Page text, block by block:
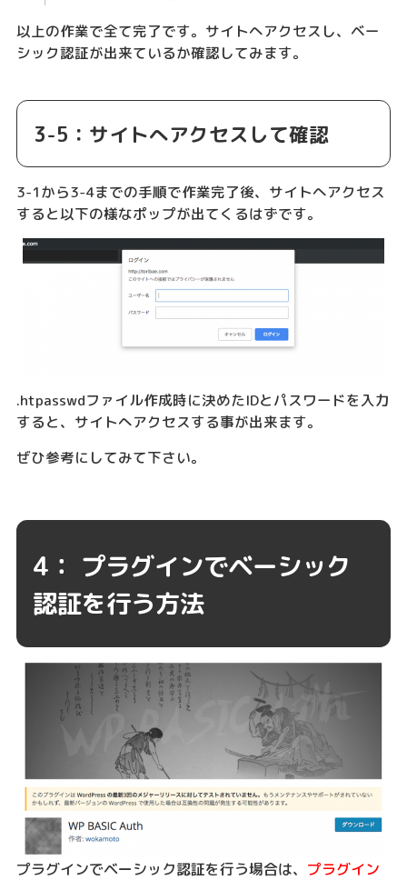
以上の作業で全て完了です。サイトへアクセスし、ベー
シック認証が出来ているか確認してみます。
3-5：サイトへアクセスして確認
3-1から3-4までの手順で作業完了後、サイトへアクセス
すると以下の様なポップが出てくるはずです。
.htpasswdファイル作成時に決めたIDとパスワードを入力
すると、サイトへアクセスする事が出来ます。
ぜひ参考にしてみて下さい。
4： プラグインでベーシック
認証を行う方法
プラグインでベーシック認証を行う場合は、 プラグイン